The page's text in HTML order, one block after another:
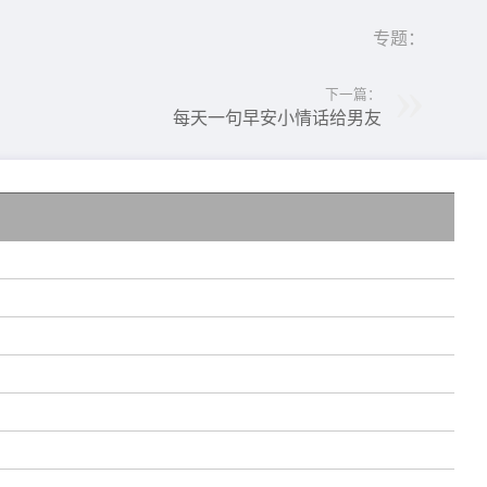
专题：
下一篇：
每天一句早安小情话给男友